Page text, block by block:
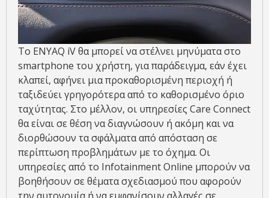
Το ENYAQ iV θα μπορεί να στέλνει μηνύματα στο
smartphone του χρήστη, για παράδειγμα, εάν έχει
κλαπεί, αφήνει μια προκαθορισμένη περιοχή ή
ταξιδεύει γρηγορότερα από το καθορισμένο όριο
ταχύτητας. Στο μέλλον, οι υπηρεσίες Care Connect
θα είναι σε θέση να διαγνώσουν ή ακόμη και να
διορθώσουν τα σφάλματα από απόσταση σε
περίπτωση προβλημάτων με το όχημα. Οι
υπηρεσίες από το Infotainment Online μπορούν να
βοηθήσουν σε θέματα σχεδιασμού που αφορούν